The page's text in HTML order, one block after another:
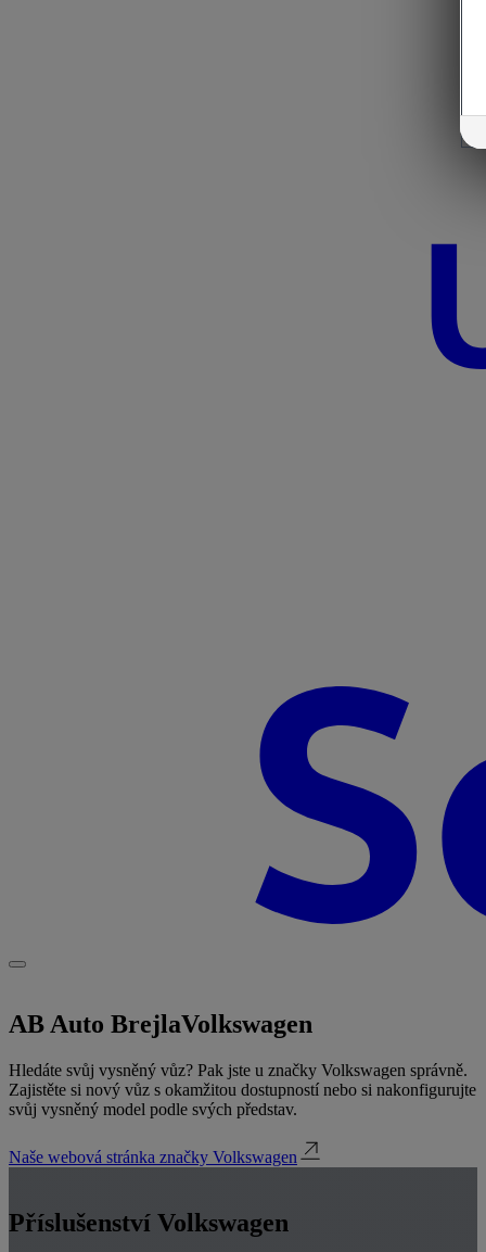
AB Auto BrejlaVolkswagen
Hledáte svůj vysněný vůz? Pak jste u značky Volkswagen správně.
Zajistěte si nový vůz s okamžitou dostupností nebo si nakonfigurujte
svůj vysněný model podle svých představ.
Naše webová stránka značky Volkswagen
Příslušenství Volkswagen